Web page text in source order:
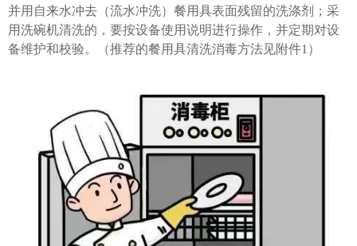
并用自来水冲去（流水冲洗）餐用具表面残留的洗涤剂；采
用洗碗机清洗的，要按设备使用说明进行操作，并定期对设
备维护和校验。（推荐的餐用具清洗消毒方法见附件1）